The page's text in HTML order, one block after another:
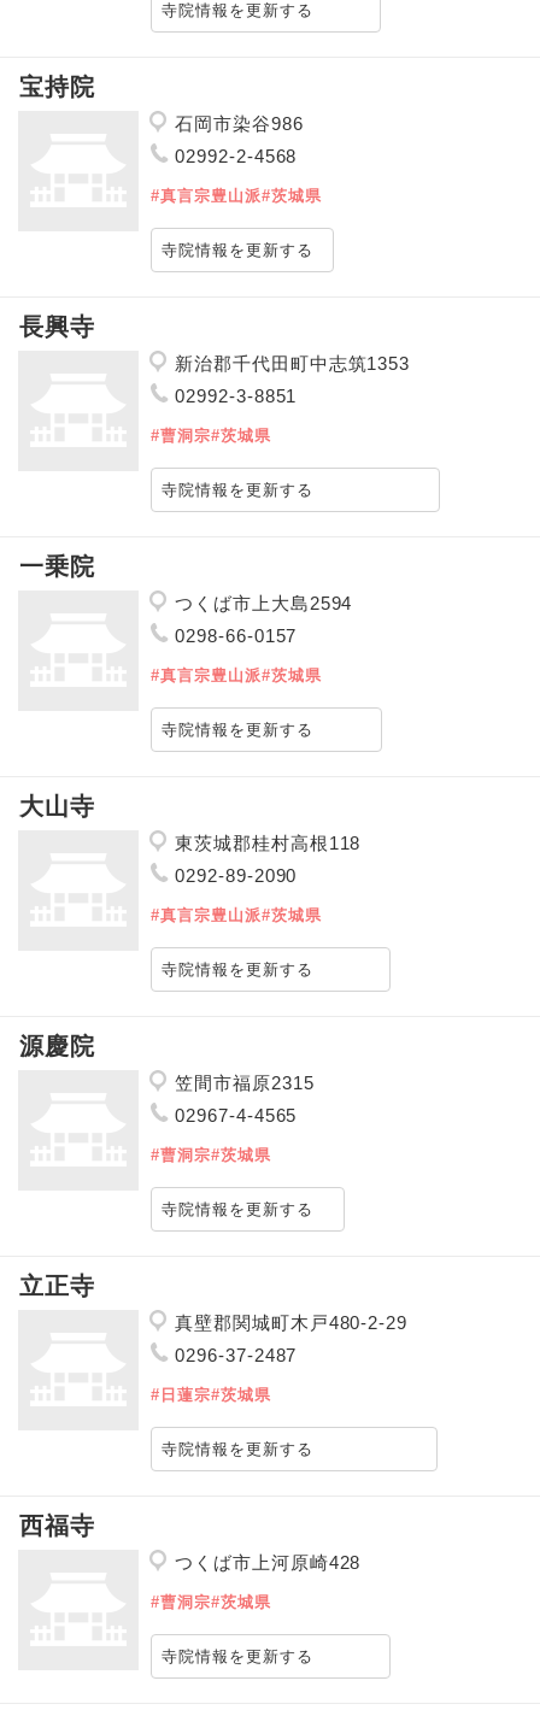
寺院情報を更新する
宝持院
石岡市染谷986
02992-2-4568
#真言宗豊山派#茨城県
寺院情報を更新する
長興寺
新治郡千代田町中志筑1353
02992-3-8851
#曹洞宗#茨城県
寺院情報を更新する
一乗院
つくば市上大島2594
0298-66-0157
#真言宗豊山派#茨城県
寺院情報を更新する
大山寺
東茨城郡桂村高根118
0292-89-2090
#真言宗豊山派#茨城県
寺院情報を更新する
源慶院
笠間市福原2315
02967-4-4565
#曹洞宗#茨城県
寺院情報を更新する
立正寺
真壁郡関城町木戸480-2-29
0296-37-2487
#日蓮宗#茨城県
寺院情報を更新する
西福寺
つくば市上河原崎428
#曹洞宗#茨城県
寺院情報を更新する